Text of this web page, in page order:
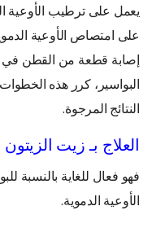
يعمل على ترطيب الأوعية
على امتصاص الأوعية
إصابة قطعة من القطن في
البواسير، كرر هذه
النتائج المرجوة.
العلاج بـ زيت الزيتون
فهو فعال للغاية بالنسبة
الأوعية الدموية.